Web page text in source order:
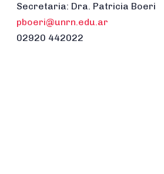
Secretaria: Dra. Patricia Boeri
pboeri@unrn.edu.ar
02920 442022